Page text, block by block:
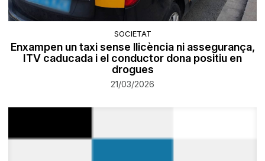
SOCIETAT
Enxampen un taxi sense llicència ni assegurança,
ITV caducada i el conductor dona positiu en
drogues
21/03/2026